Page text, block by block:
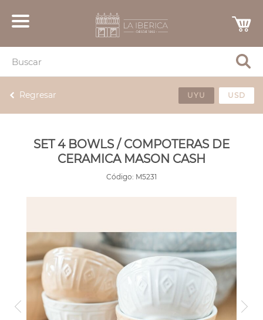
Regresar UYU USD
SET 4 BOWLS / COMPOTERAS DE
CERAMICA MASON CASH
Código: M5231